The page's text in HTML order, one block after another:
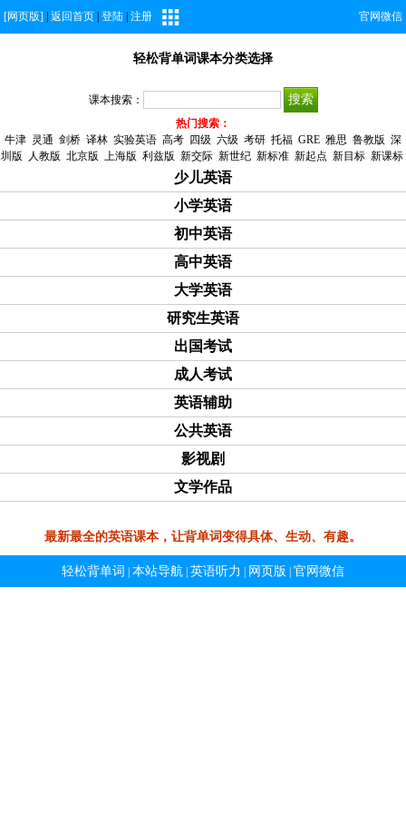
[网页版] 返回首页 登陆 注册 官网微信
轻松背单词课本分类选择
课本搜索：
热门搜索：
牛津 灵通 剑桥 译林 实验英语 高考 四级 六级 考研 托福 GRE 雅思 鲁教版 深
圳版
人教版 北京版 上海版 利兹版 新交际 新世纪 新标准 新起点 新目标 新课标
少儿英语
小学英语
初中英语
高中英语
大学英语
研究生英语
出国考试
成人考试
英语辅助
公共英语
影视剧
文学作品
最新最全的英语课本，让背单词变得具体、生动、有趣。
轻松背单词 本站导航 英语听力 网页版 官网微信